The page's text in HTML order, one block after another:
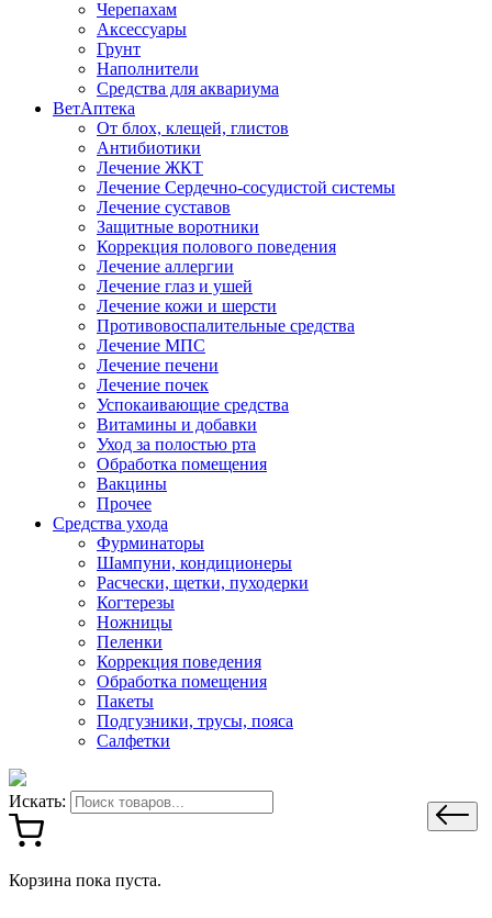
Черепахам
Аксессуары
Грунт
Наполнители
Средства для аквариума
ВетАптека
От блох, клещей, глистов
Антибиотики
Лечение ЖКТ
Лечение Сердечно-сосудистой системы
Лечение суставов
Защитные воротники
Коррекция полового поведения
Лечение аллергии
Лечение глаз и ушей
Лечение кожи и шерсти
Противовоспалительные средства
Лечение МПС
Лечение печени
Лечение почек
Успокаивающие средства
Витамины и добавки
Уход за полостью рта
Обработка помещения
Вакцины
Прочее
Средства ухода
Фурминаторы
Шампуни, кондиционеры
Расчески, щетки, пуходерки
Когтерезы
Ножницы
Пеленки
Коррекция поведения
Обработка помещения
Пакеты
Подгузники, трусы, пояса
Салфетки
Искать:
Корзина пока пуста.